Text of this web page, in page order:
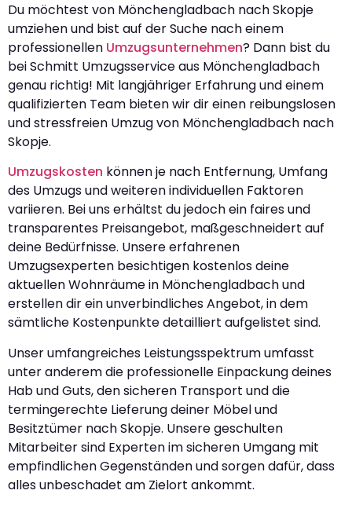
Du möchtest von Mönchengladbach nach Skopje
umziehen und bist auf der Suche nach einem
professionellen Umzugsunternehmen? Dann bist du
bei Schmitt Umzugsservice aus Mönchengladbach
genau richtig! Mit langjähriger Erfahrung und einem
qualifizierten Team bieten wir dir einen reibungslosen
und stressfreien Umzug von Mönchengladbach nach
Skopje.
Umzugskosten können je nach Entfernung, Umfang
des Umzugs und weiteren individuellen Faktoren
variieren. Bei uns erhältst du jedoch ein faires und
transparentes Preisangebot, maßgeschneidert auf
deine Bedürfnisse. Unsere erfahrenen
Umzugsexperten besichtigen kostenlos deine
aktuellen Wohnräume in Mönchengladbach und
erstellen dir ein unverbindliches Angebot, in dem
sämtliche Kostenpunkte detailliert aufgelistet sind.
Unser umfangreiches Leistungsspektrum umfasst
unter anderem die professionelle Einpackung deines
Hab und Guts, den sicheren Transport und die
termingerechte Lieferung deiner Möbel und
Besitztümer nach Skopje. Unsere geschulten
Mitarbeiter sind Experten im sicheren Umgang mit
empfindlichen Gegenständen und sorgen dafür, dass
alles unbeschadet am Zielort ankommt.